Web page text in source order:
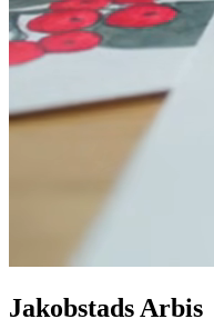
Jakobstads Arbis